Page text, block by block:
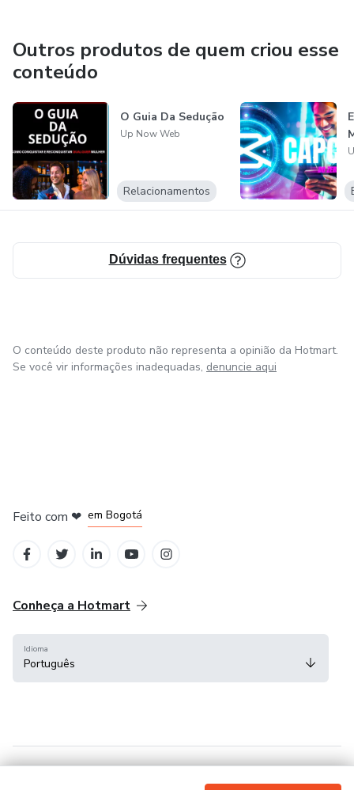
Outros produtos de quem criou esse
conteúdo
O Guia Da Sedução
Up Now Web
Relacionamentos
Dúvidas frequentes
O conteúdo deste produto não representa a opinião da Hotmart.
Se você vir informações inadequadas, denuncie aqui
Feito com ❤ em Bogotá
Conheça a Hotmart
Idioma
Português